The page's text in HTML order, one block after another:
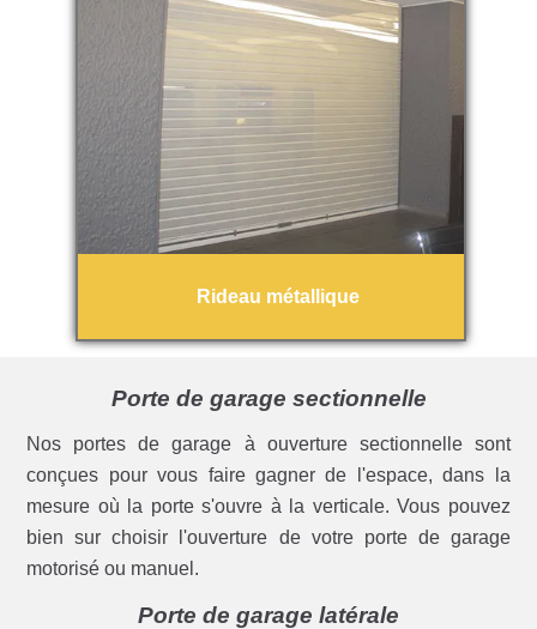
Rideau métallique
Porte de garage sectionnelle
Nos portes de garage à ouverture sectionnelle sont
conçues pour vous faire gagner de l'espace, dans la
mesure où la porte s'ouvre à la verticale. Vous pouvez
bien sur choisir l'ouverture de votre porte de garage
motorisé ou manuel.
Porte de garage latérale